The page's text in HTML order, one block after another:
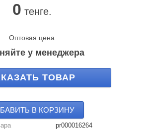
0 тенге.
Оптовая цена
у менеджера
ТОВАР
В КОРЗИНУ
pr000016264